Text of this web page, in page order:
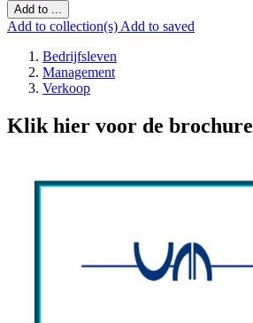
Add to ...
Add to collection(s) Add to saved
Bedrijfsleven
Management
Verkoop
Klik hier voor de brochure